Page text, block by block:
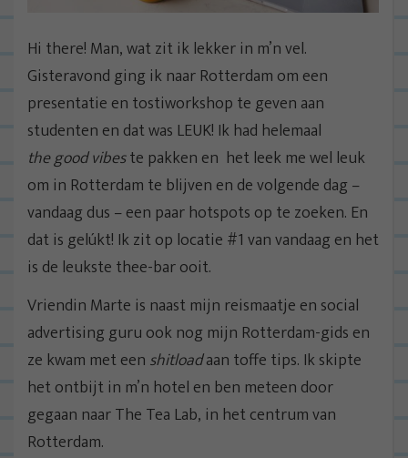
Hi there! Man, wat zit ik lekker in m’n vel.
Gisteravond ging ik naar Rotterdam om een
presentatie en tostiworkshop te geven aan
studenten en dat was LEUK! Ik had helemaal
the good vibeste pakken en het leek me wel leuk
om in Rotterdam te blijven en de volgende dag –
vandaag dus – een paar hotspots op te zoeken. En
dat is gelúkt! Ik zit op locatie #1 van vandaag en het
is de leukste thee-bar ooit.
Vriendin Marte is naast mijn reismaatje en social
advertising guru ook nog mijn Rotterdam-gids en
ze kwam met een shitloadaan toffe tips. Ik skipte
het ontbijt in m’n hotel en ben meteen door
gegaan naar The Tea Lab, in het centrum van
Rotterdam.